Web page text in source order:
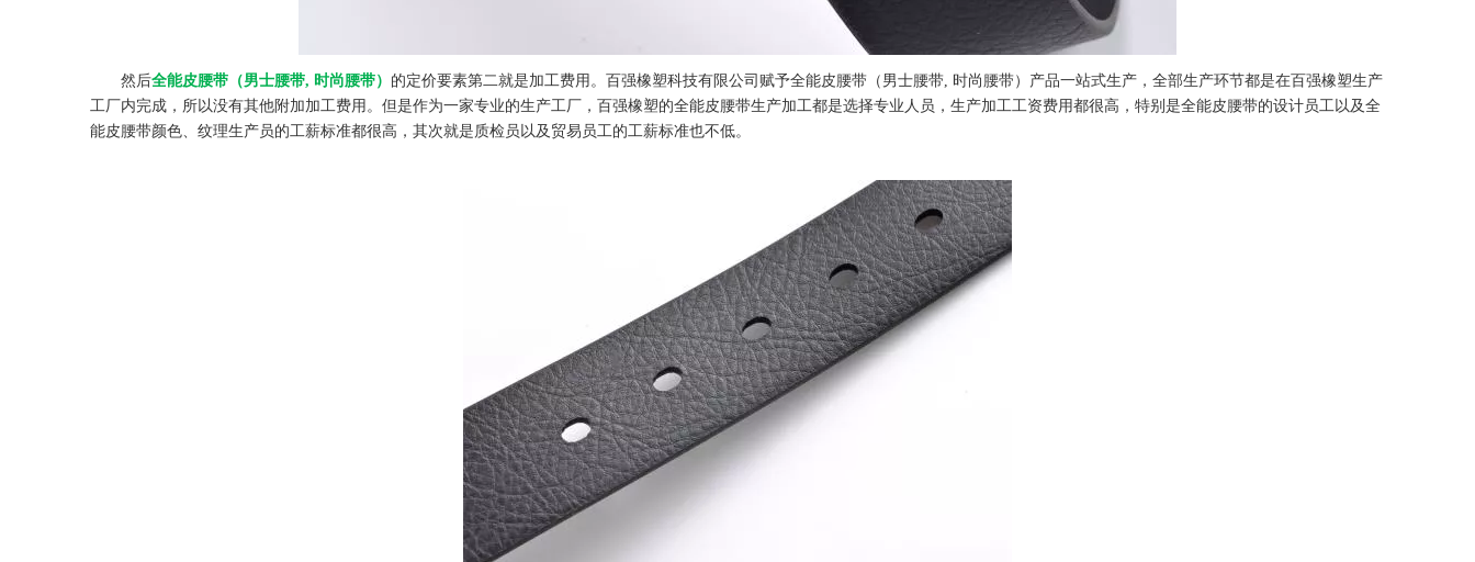
然后全能皮腰带（男士腰带, 时尚腰带） 的定价要素第二就是加工费用。百强橡塑科技有限公司赋予全能皮腰带（男士腰带, 时尚腰带）产品一站式生产，全部生产环节都是在百强橡塑生产
工厂内完成，所以没有其他附加加工费用。但是作为一家专业的生产工厂，百强橡塑的全能皮腰带生产加工都是选择专业人员，生产加工工资费用都很高，特别是全能皮腰带的设计员工以及全
能皮腰带颜色、纹理生产员的工薪标准都很高，其次就是质检员以及贸易员工的工薪标准也不低。